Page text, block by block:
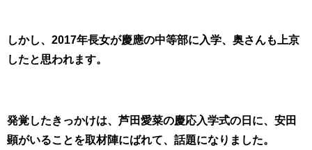
しかし、2017年長女が慶應の中等部に入学、奥さんも上京
したと思われます。
発覚したきっかけは、芦田愛菜の慶応入学式の日に、安田
顕がいることを取材陣にばれて、話題になりました。